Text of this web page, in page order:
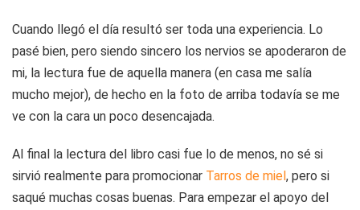
Cuando llegó el día resultó ser toda una experiencia. Lo
pasé bien, pero siendo sincero los nervios se apoderaron de
mi, la lectura fue de aquella manera (en casa me salía
mucho mejor), de hecho en la foto de arriba todavía se me
ve con la cara un poco desencajada.
Al final la lectura del libro casi fue lo de menos, no sé si
sirvió realmente para promocionar Tarros de miel, pero si
saqué muchas cosas buenas. Para empezar el apoyo del